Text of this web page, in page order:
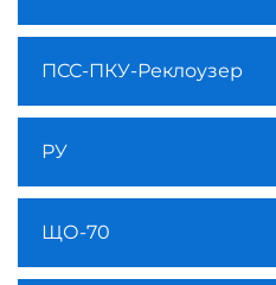
ПСС-ПКУ-Реклоузер
РУ
ЩО-70